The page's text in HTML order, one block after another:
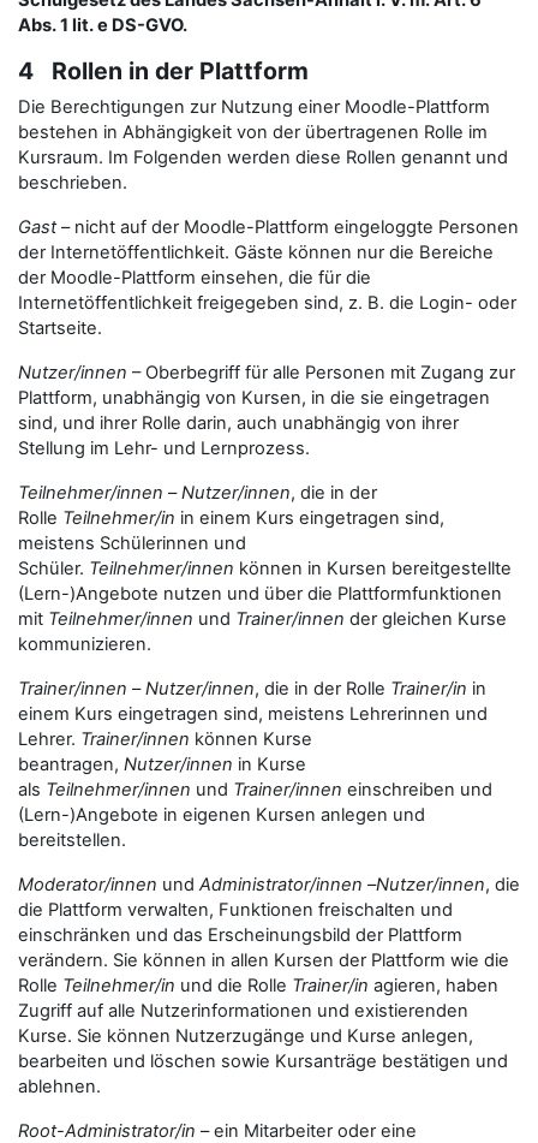
Abs. 1 lit. e DS-GVO.
4 Rollen in der Plattform
Die Berechtigungen zur Nutzung einer Moodle-Plattform
bestehen in Abhängigkeit von der übertragenen Rolle im
Kursraum. Im Folgenden werden diese Rollen genannt und
beschrieben.
Gast– nicht auf der Moodle-Plattform eingeloggte Personen
der Internetöffentlichkeit. Gäste können nur die Bereiche
der Moodle-Plattform einsehen, die für die
Internetöffentlichkeit freigegeben sind, z. B. die Login- oder
Startseite.
Nutzer/innen – Oberbegriff für alle Personen mit Zugang zur
Plattform, unabhängig von Kursen, in die sie eingetragen
sind, und ihrer Rolle darin, auch unabhängig von ihrer
Stellung im Lehr- und Lernprozess.
Teilnehmer/innen –Nutzer/innen, die in der
Rolle Teilnehmer/in in einem Kurs eingetragen sind,
meistens Schülerinnen und
Schüler. Teilnehmer/innen können in Kursen bereitgestellte
(Lern-)Angebote nutzen und über die Plattformfunktionen
mit Teilnehmer/innen und Trainer/innen der gleichen Kurse
kommunizieren.
Trainer/innen –Nutzer/innen, die in der Rolle Trainer/in in
einem Kurs eingetragen sind, meistens Lehrerinnen und
Lehrer. Trainer/innen können Kurse
beantragen, Nutzer/innen in Kurse
als Teilnehmer/innen und Trainer/innen einschreiben und
(Lern-)Angebote in eigenen Kursen anlegen und
bereitstellen.
Moderator/innen und Administrator/innen –Nutzer/innen, die
die Plattform verwalten, Funktionen freischalten und
einschränken und das Erscheinungsbild der Plattform
verändern. Sie können in allen Kursen der Plattform wie die
Rolle Teilnehmer/in und die Rolle Trainer/in agieren, haben
Zugriff auf alle Nutzerinformationen und existierenden
Kurse. Sie können Nutzerzugänge und Kurse anlegen,
bearbeiten und löschen sowie Kursanträge bestätigen und
ablehnen.
Root-Administrator/in – ein Mitarbeiter oder eine